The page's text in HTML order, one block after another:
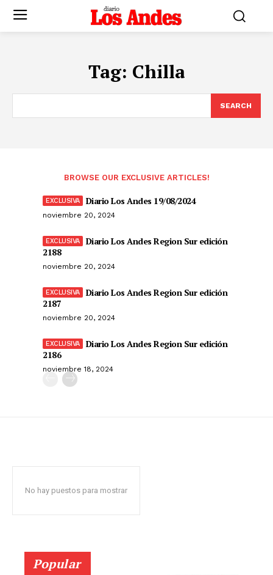
Tag: Chilla
SEARCH
BROWSE OUR EXCLUSIVE ARTICLES!
Diario Los Andes 19/08/2024
noviembre 20, 2024
Diario Los Andes Region Sur edición
2188
noviembre 20, 2024
Diario Los Andes Region Sur edición
2187
noviembre 20, 2024
Diario Los Andes Region Sur edición
2186
noviembre 18, 2024
No hay puestos para mostrar
Popular